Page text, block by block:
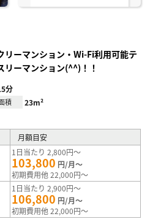
ーマンション・Wi-Fi利用可能テ
リーマンション(^^)！！
分
積 23m²
月額目安
1日当たり 2,800円～
103,800 円/月～
初期費用他 22,000円～
1日当たり 2,900円～
106,800 円/月～
初期費用他 22,000円～